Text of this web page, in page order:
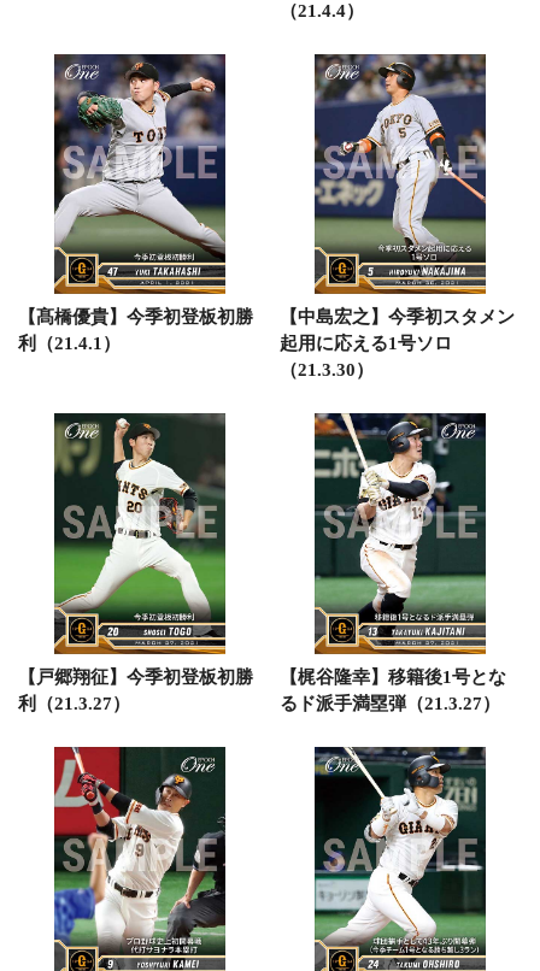
（21.4.4）
【髙橋優貴】今季初登板初勝
利（21.4.1）
【中島宏之】今季初スタメン
起用に応える1号ソロ
（21.3.30）
【戸郷翔征】今季初登板初勝
利（21.3.27）
【梶谷隆幸】移籍後1号とな
るド派手満塁弾（21.3.27）